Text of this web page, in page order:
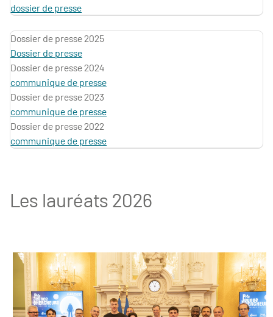
dossier de presse
Dossier de presse 2025
Dossier de presse
Dossier de presse 2024
communique de presse
Dossier de presse 2023
communique de presse
Dossier de presse 2022
communique de presse
Les lauréats 2026